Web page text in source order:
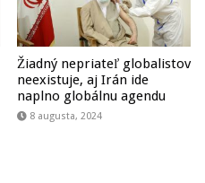
Žiadný nepriateľ globalistov
neexistuje, aj Irán ide
naplno globálnu agendu
8 augusta, 2024